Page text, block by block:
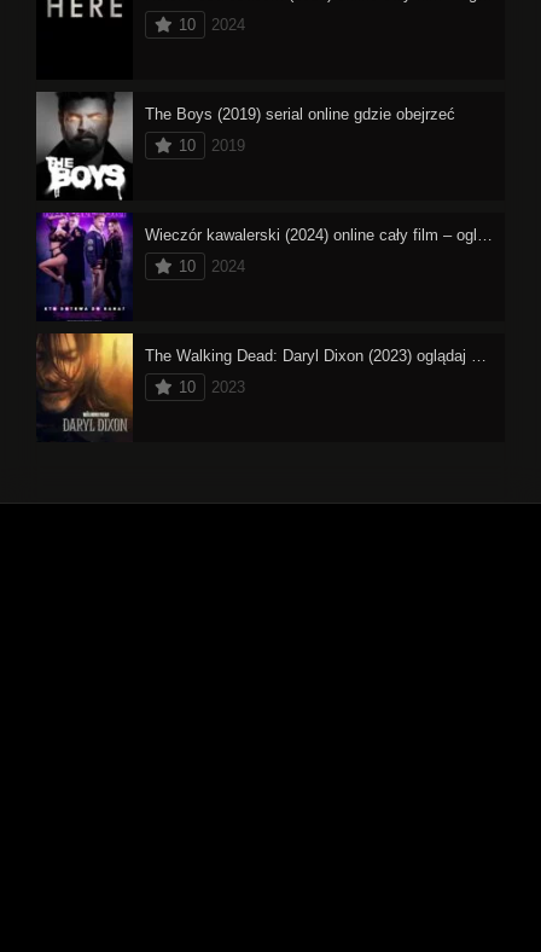
10
2024
The Boys (2019) serial online gdzie obejrzeć
10
2019
10
2024
10
2023